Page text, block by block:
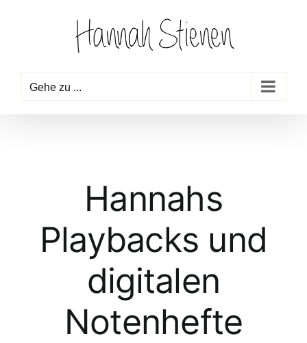
Gehe zu ...
Hannahs
Playbacks und
digitalen
Notenhefte